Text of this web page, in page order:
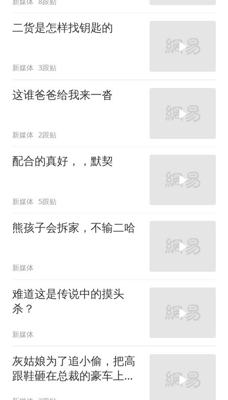
二货是怎样找钥匙的
新媒体 3跟贴
这谁爸爸给我来一沓
新媒体 2跟贴
配合的真好，，默契
新媒体 5跟贴
熊孩子会拆家，不输二哈
新媒体
难道这是传说中的摸头
杀？
新媒体
灰姑娘为了追小偷，把高
跟鞋砸在总裁的豪车上，